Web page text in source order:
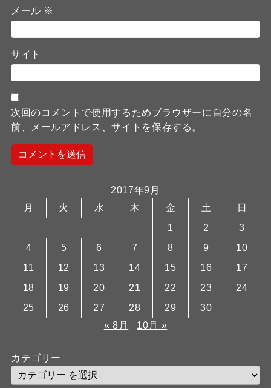
メール ※
サイト
次回のコメントで使用するためブラウザーに自分の名
前、メールアドレス、サイトを保存する。
2017年9月
月
火 水 木 金 土
日
1
2
3
4
5 6 7 8 9
10
11
12 13 14 15 16
17
18
19 20 21 22 23
24
25
26 27 28 29
30
« 8月
10月 »
カテゴリー